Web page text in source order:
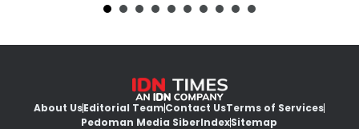
About UsEditorial TeamContact UsTerms of Services
Pedoman Media SiberIndexSitemap